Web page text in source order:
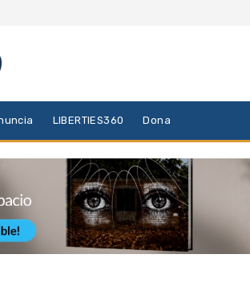
LIBERTIES360 Dona